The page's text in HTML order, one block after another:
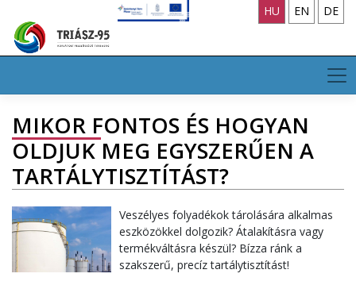
content
HU EN DE
MIKOR FONTOS ÉS HOGYAN
OLDJUK MEG EGYSZERŰEN A
TARTÁLYTISZTÍTÁST?
Veszélyes folyadékok tárolására alkalmas
eszközökkel dolgozik? Átalakításra vagy
termékváltásra készül? Bízza ránk a
szakszerű, precíz tartálytisztítást!